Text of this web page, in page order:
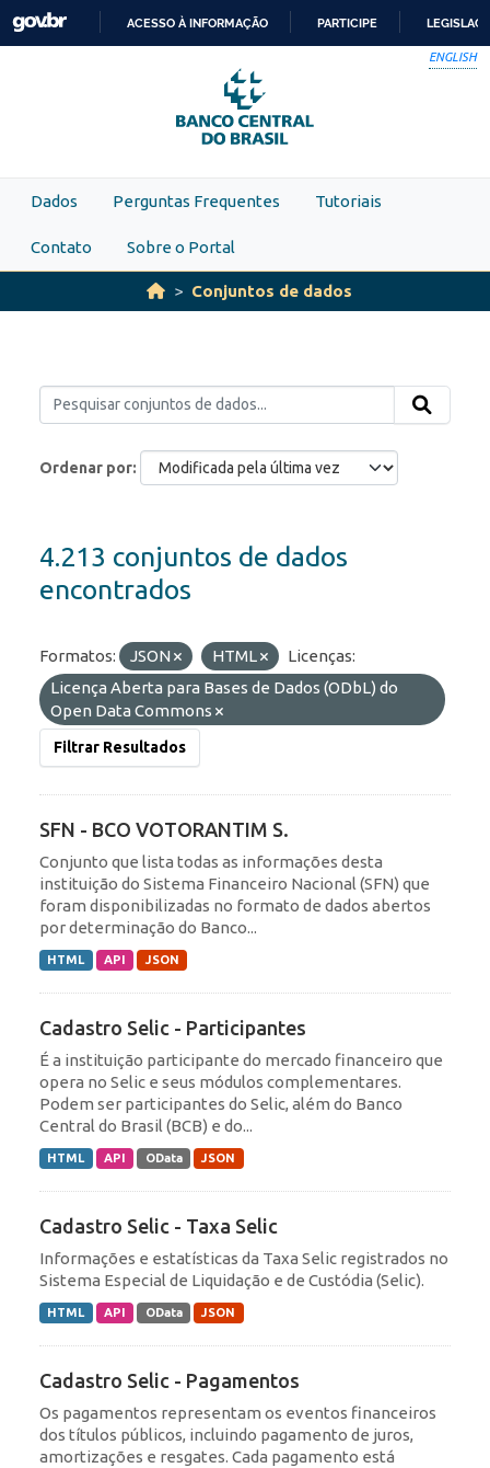
Skip to main content
PARA
O
CONTEÚDO
ACESSO À INFORMAÇÃO PARTICIPE
ENGLISH
Dados Perguntas Frequentes Tutoriais
Contato Sobre o Portal
Conjuntos de dados
Ordenar por
4.213 conjuntos de dados
encontrados
Formatos: JSON HTML
Licenças:
Licença Aberta para Bases de Dados (ODbL) do
Open Data Commons
Filtrar Resultados
SFN - BCO VOTORANTIM S.
Conjunto que lista todas as informações desta
instituição do Sistema Financeiro Nacional (SFN) que
foram disponibilizadas no formato de dados abertos
por determinação do Banco...
HTML API JSON
Cadastro Selic - Participantes
É a instituição participante do mercado financeiro que
opera no Selic e seus módulos complementares.
Podem ser participantes do Selic, além do Banco
Central do Brasil (BCB) e do...
HTML API OData JSON
Cadastro Selic - Taxa Selic
Informações e estatísticas da Taxa Selic registrados no
Sistema Especial de Liquidação e de Custódia (Selic).
HTML API OData JSON
Cadastro Selic - Pagamentos
Os pagamentos representam os eventos financeiros
dos títulos públicos, incluindo pagamento de juros,
amortizações e resgates. Cada pagamento está